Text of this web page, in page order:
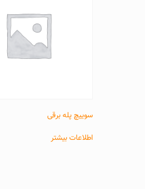
سوییچ پله برقی
اطلاعات بیشتر